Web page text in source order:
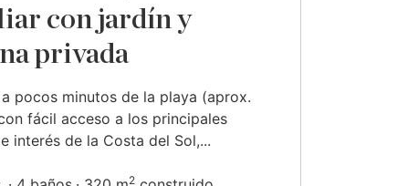
con jardín y
privada
pocos minutos de la playa (aprox.
fácil acceso a los principales
interés de la Costa del Sol,...
2